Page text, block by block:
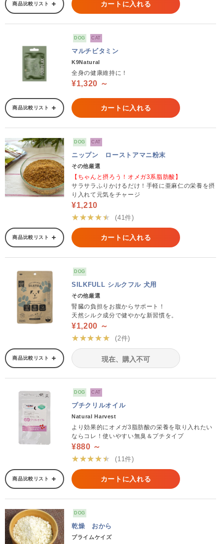
商品比較リスト カートに入れる
DOG CAT
マルチビタミン
K9Natural
全身の健康維持に！
¥1,320 ～
商品比較リスト カートに入れる
DOG CAT
ニップン ローストアマニ粉末
その他厳選
【ちゃんと摂ろう！オメガ3系脂肪酸】
サラサラふりかけるだけ！手軽に亜麻仁の栄養を摂
り入れて元気をチャージ
¥1,210
★★★★★
(41件)
商品比較リスト カートに入れる
DOG
SILKFULL シルクフル 犬用
その他厳選
腎臓の負担をお腹からサポート！
天然シルク成分で健やかな新習慣を。
¥1,200 ～
★★★★★
(2件)
商品比較リスト 現在、購入不可
DOG CAT
プチクリルオイル
Natural Harvest
より効果的にオメガ3脂肪酸の栄養を取り入れたい
ならコレ！使いやすい無臭＆プチタイプ
¥880 ～
★★★★★
(11件)
商品比較リスト カートに入れる
DOG
乾燥 おから
プライムケイズ